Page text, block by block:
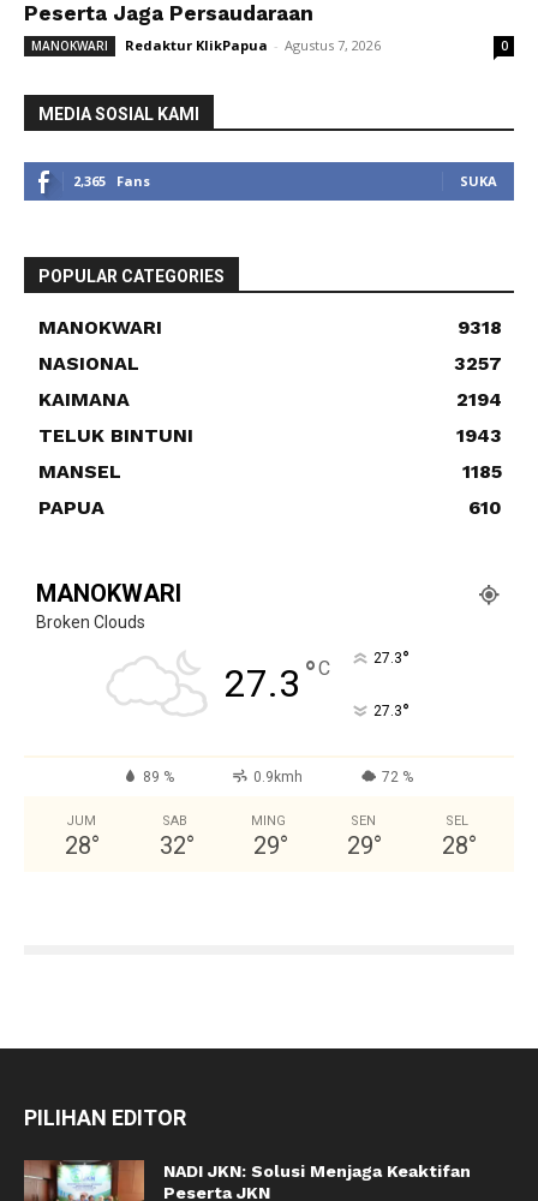
Peserta Jaga Persaudaraan
MANOKWARI Redaktur KlikPapua - Agustus 7, 2026 0
MEDIA SOSIAL KAMI
2,365 Fans SUKA
POPULAR CATEGORIES
MANOKWARI
9318
NASIONAL
3257
KAIMANA
2194
TELUK BINTUNI
1943
MANSEL
1185
PAPUA
610
MANOKWARI
Broken Clouds
27.3 °C 27.3°
27.3°
89 % 0.9kmh 72 %
JUM
28°
SAB
32°
MING
29°
SEN
29°
SEL
28°
PILIHAN EDITOR
NADI JKN: Solusi Menjaga Keaktifan
Peserta JKN